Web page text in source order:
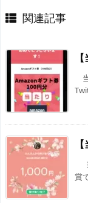
関連記事
賞